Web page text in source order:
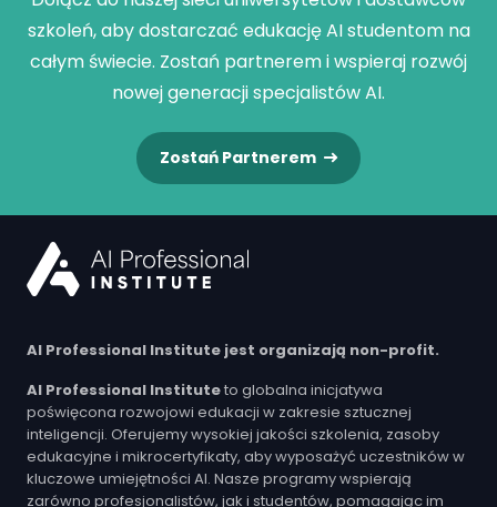
szkoleń, aby dostarczać edukację AI studentom na
całym świecie. Zostań partnerem i wspieraj rozwój
nowej generacji specjalistów AI.
Zostań Partnerem
AI Professional Institute jest organizają non-profit.
AI Professional Instituteto globalna inicjatywa
poświęcona rozwojowi edukacji w zakresie sztucznej
inteligencji. Oferujemy wysokiej jakości szkolenia, zasoby
edukacyjne i mikrocertyfikaty, aby wyposażyć uczestników w
kluczowe umiejętności AI. Nasze programy wspierają
zarówno profesjonalistów, jak i studentów, pomagając im